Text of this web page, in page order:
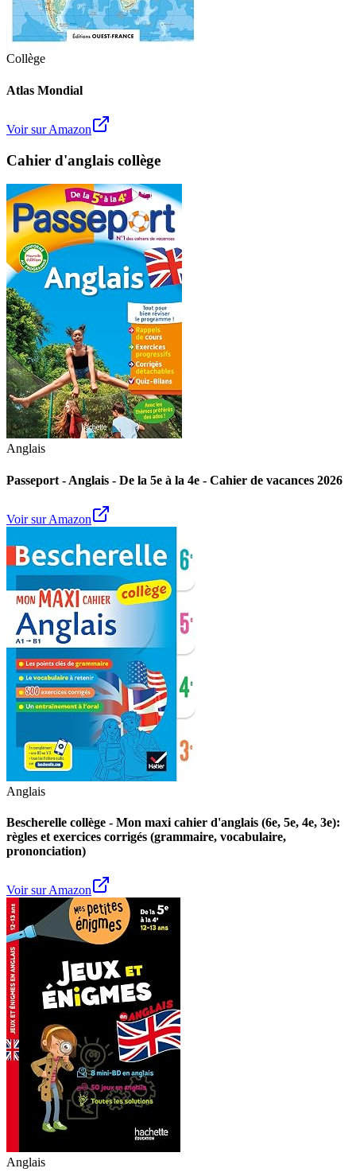
Collège
Atlas Mondial
Voir sur Amazon
Cahier d'anglais collège
Anglais
Passeport - Anglais - De la 5e à la 4e - Cahier de vacances 2026
Voir sur Amazon
Anglais
Bescherelle collège - Mon maxi cahier d'anglais (6e, 5e, 4e, 3e):
règles et exercices corrigés (grammaire, vocabulaire,
prononciation)
Voir sur Amazon
Anglais